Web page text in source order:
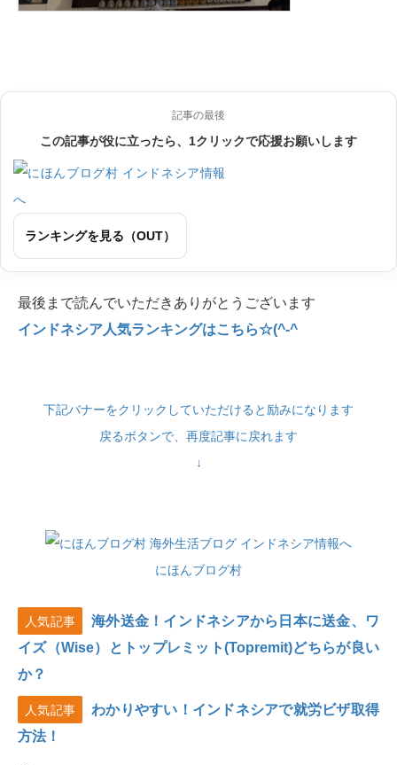
記事の最後
この記事が役に立ったら、1クリックで応援お願いします
ランキングを見る（OUT）
最後まで読んでいただきありがとうございます
インドネシア人気ランキングはこちら☆(^-^
下記バナーをクリックしていただけると励みになります
戻るボタンで、再度記事に戻れます
↓
にほんブログ村
人気記事
海外送金！インドネシアから日本に送金、ワ
イズ（Wise）とトップレミット(Topremit)どちらが良い
か？
人気記事
わかりやすい！インドネシアで就労ビザ取得
方法！